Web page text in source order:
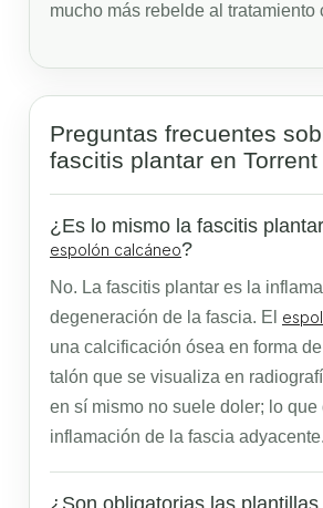
mucho más rebelde al tratamiento
Preguntas frecuentes
fascitis plantar en Torrent
¿Es lo mismo la fascitis
espolón calcáneo?
No. La fascitis plantar es la
degeneración de la fascia. El
una calcificación ósea en forma
talón que se visualiza en
en sí mismo no suele doler; lo que
inflamación de la fascia adyacente.